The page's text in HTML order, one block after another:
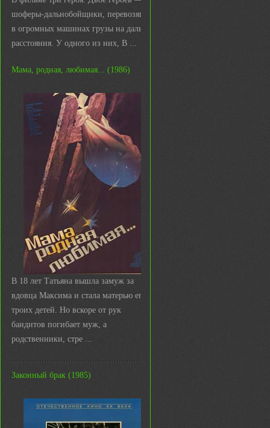
шоферы-дальнобойщики, перевозящие
в огромных машинах грузы на дальние
расстояния. У одного из них, В ...
Мама, родная, любимая... (1986)
В 18 лет Татьяна вышла замуж за
вдовца Максима и стала матерью его
троих детей. Но вскоре от рук
бандитов погибает муж, а
родственники, стре ...
Законный брак (1985)